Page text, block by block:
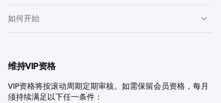
$1,700,000
$20,000,000
$500,000
$6,000,000
0.14% / 0.24%
0.02% / 0.05%
0.12% / 0.22%
0.02% / 0.05%
如何开始
后，我们将立即为您启动入职流程。
维持VIP资格
VIP资格将按滚动周期定期审核。如需保留会员资格，每月
须持续满足以下任一条件：